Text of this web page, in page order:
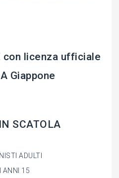
con licenza ufficiale
Giappone
SCATOLA
ADULTI
ANNI 15